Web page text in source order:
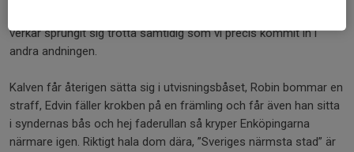
verkar sprungit sig trötta samtidig som vi precis kommit in i
andra andningen.
Kalven får återigen sätta sig i utvisningsbåset, Robin bommar en
straff, Edvin fäller krokben på en främling och får även han sitta
i syndernas bås och hej faderullan så kryper Enköpingarna
närmare igen. Riktigt hala dom dära, ”Sveriges närmsta stad” är